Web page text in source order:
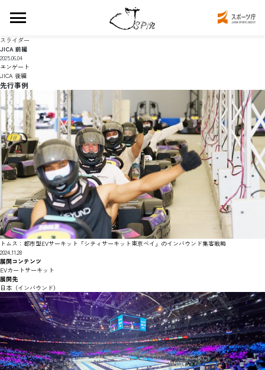
スライダー
JICA 前編
2025.06.04
エンゲート
JICA 後編
先行事例
トムス：都市型EVサーキット「シティサーキット東京ベイ」のインバウンド集客戦略
2024.11.28
展開コンテンツ
EVカートサーキット
展開先
日本（インバウンド）